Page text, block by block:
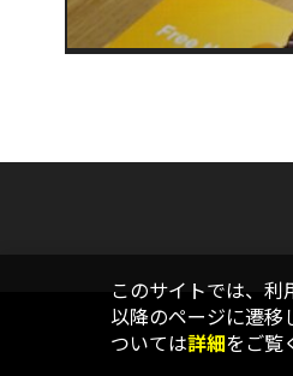
このサイトでは、利
以降のページに遷移
ついては詳細をご覧